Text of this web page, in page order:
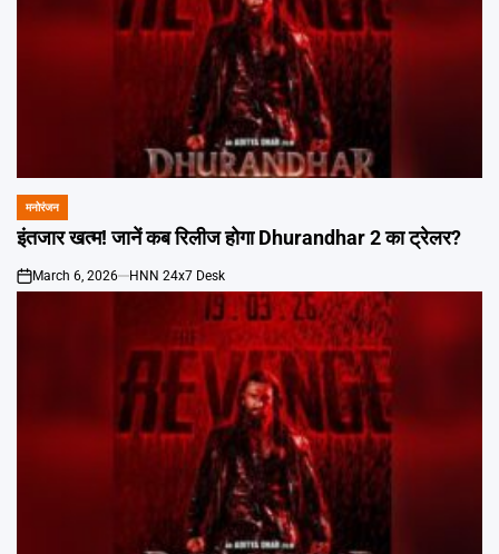
POSTED
IN
मनोरंजन
इंतजार खत्म! जानें कब रिलीज होगा Dhurandhar 2 का ट्रेलर?
on
March 6, 2026 HNN 24x7 Desk